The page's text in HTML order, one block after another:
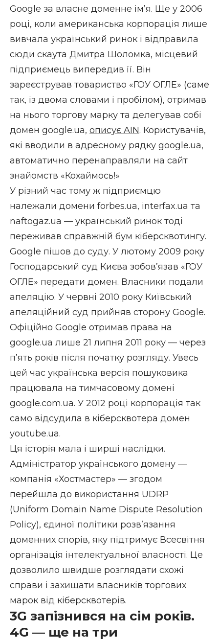
Google за власне доменне ім’я. Ще у 2006
році, коли американська корпорація лише
вивчала український ринок і відправила
сюди скаута Дмитра Шоломка, місцевий
підприємець випередив її. Він
зареєстрував товариство «ГОУ ОГЛЕ» (саме
так, із двома словами і пробілом), отримав
на нього торгову марку та делегував собі
домен google.ua, описує AIN. Користувачів,
які вводили в адресному рядку google.ua,
автоматично перенаправляли на сайт
знайомств «Кохаймось!»
У різний час тому ж підприємцю
належали домени forbes.ua, interfax.ua та
naftogaz.ua — український ринок тоді
переживав справжній бум кіберсквотингу.
Google пішов до суду. У лютому 2009 року
Господарський суд Києва зобов’язав «ГОУ
ОГЛЕ» передати домен. Власники подали
апеляцію. У червні 2010 року Київський
апеляційний суд прийняв сторону Google.
Офіційно Google отримав права на
google.ua лише 21 липня 2011 року — через
п’ять років після початку розгляду. Увесь
цей час українська версія пошуковика
працювала на тимчасовому домені
google.com.ua. У 2012 році корпорація так
само відсудила в кіберсквотера домен
youtube.ua.
Ця історія мала і ширші наслідки.
Адміністратор українського домену —
компанія «Хостмастер» — згодом
перейшла до використання UDRP
(Uniform Domain Name Dispute Resolution
Policy), єдиної політики розв’язання
доменних спорів, яку підтримує Всесвітня
організація інтелектуальної власності. Це
дозволило швидше розглядати схожі
справи і захищати власників торгових
марок від кіберсквотерів.
3G запізнився на сім років.
4G — ще на три